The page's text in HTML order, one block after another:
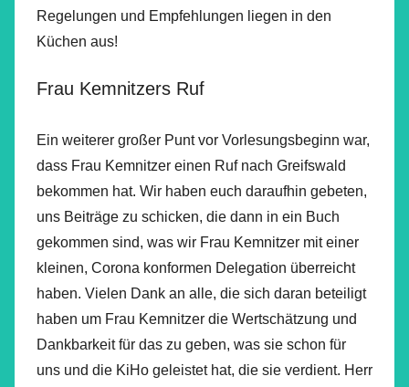
Regelungen und Empfehlungen liegen in den
Küchen aus!
Frau Kemnitzers Ruf
Ein weiterer großer Punt vor Vorlesungsbeginn war,
dass Frau Kemnitzer einen Ruf nach Greifswald
bekommen hat. Wir haben euch daraufhin gebeten,
uns Beiträge zu schicken, die dann in ein Buch
gekommen sind, was wir Frau Kemnitzer mit einer
kleinen, Corona konformen Delegation überreicht
haben. Vielen Dank an alle, die sich daran beteiligt
haben um Frau Kemnitzer die Wertschätzung und
Dankbarkeit für das zu geben, was sie schon für
uns und die KiHo geleistet hat, die sie verdient. Herr